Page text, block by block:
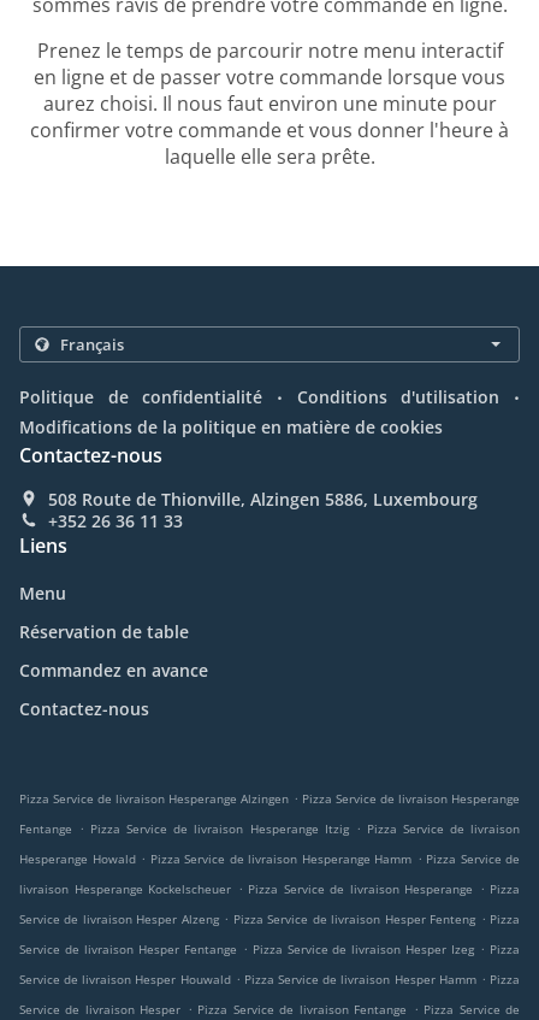
Prenez le temps de parcourir notre menu interactif
en ligne et de passer votre commande lorsque vous
aurez choisi. Il nous faut environ une minute pour
confirmer votre commande et vous donner l'heure à
laquelle elle sera prête.
Politique de confidentialité . Conditions d'utilisation .
Modifications de la politique en matière de cookies
Contactez-nous
508 Route de Thionville, Alzingen 5886, Luxembourg
+352 26 36 11 33
Liens
Menu
Réservation de table
Commandez en avance
Contactez-nous
Pizza Service de livraison Hesperange Alzingen . Pizza Service de livraison Hesperange
Fentange
. Pizza Service de livraison Hesperange Itzig . Pizza Service de livraison
Hesperange Howald . Pizza Service de livraison Hesperange Hamm . Pizza Service de
livraison Hesperange Kockelscheuer . Pizza Service de livraison Hesperange . Pizza
Service de livraison Hesper Alzeng . Pizza Service de livraison Hesper Fenteng . Pizza
Service de livraison Hesper Fentange . Pizza Service de livraison Hesper Izeg . Pizza
Service de livraison Hesper Houwald . Pizza Service de livraison Hesper Hamm . Pizza
Service de livraison Hesper . Pizza Service de livraison Fentange . Pizza Service de